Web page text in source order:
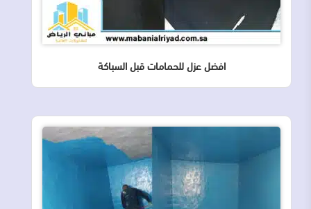
افضل عزل للحمامات قبل السباكة